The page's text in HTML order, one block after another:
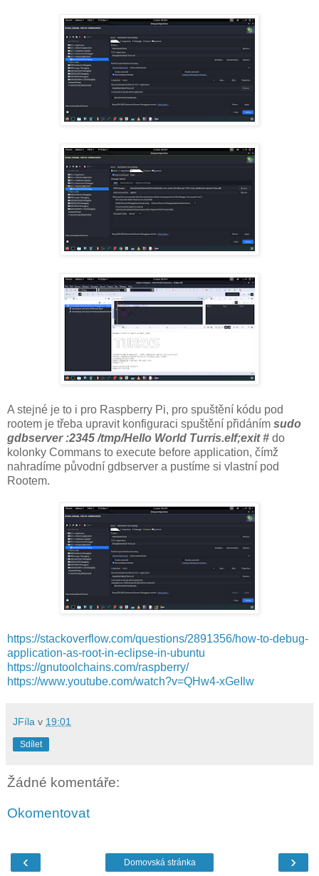
A stejné je to i pro Raspberry Pi, pro spuštění kódu pod
rootem je třeba upravit konfiguraci spuštění přidáním sudo
gdbserver :2345 /tmp/Hello World Turris.elf;exit # do
kolonky Commans to execute before application, čímž
nahradíme původní gdbserver a pustíme si vlastní pod
Rootem.
https://stackoverflow.com/questions/2891356/how-to-debug-
application-as-root-in-eclipse-in-ubuntu
https://gnutoolchains.com/raspberry/
https://www.youtube.com/watch?v=QHw4-xGeIlw
JFíla v 19:01
Sdílet
Žádné komentáře:
Okomentovat
‹ ›
Domovská stránka